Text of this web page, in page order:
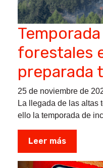
forestales
preparada
25 de noviembre de
La llegada de las altas
ello la temporada de
Leer más